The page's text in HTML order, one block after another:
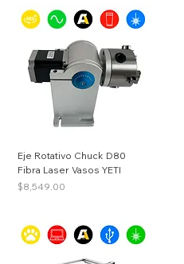
Eje Rotativo Chuck D80
Fibra Laser Vasos YETI
Price
$8,549.00